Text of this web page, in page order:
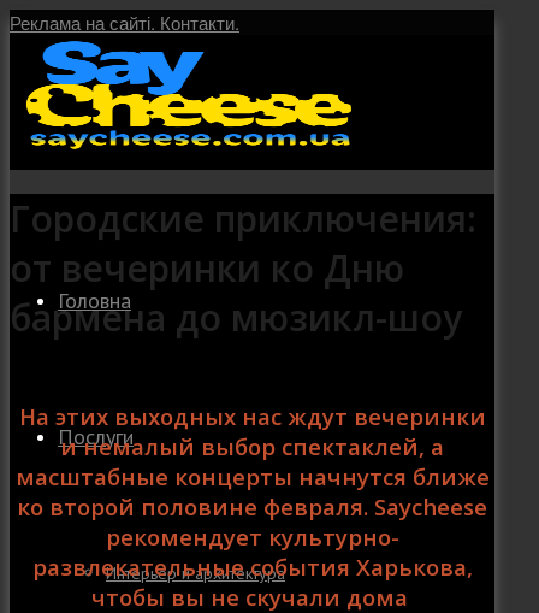
Реклама на сайті. Контакти.
Головна
Послуги
Интерьер и архитектура
Городские приключения:
от вечеринки ко Дню
бармена до мюзикл-шоу
На этих выходных нас ждут вечеринки
и немалый выбор спектаклей, а
масштабные концерты начнутся ближе
ко второй половине февраля. Saycheese
рекомендует культурно-
развлекательные события Харькова,
чтобы вы не скучали дома